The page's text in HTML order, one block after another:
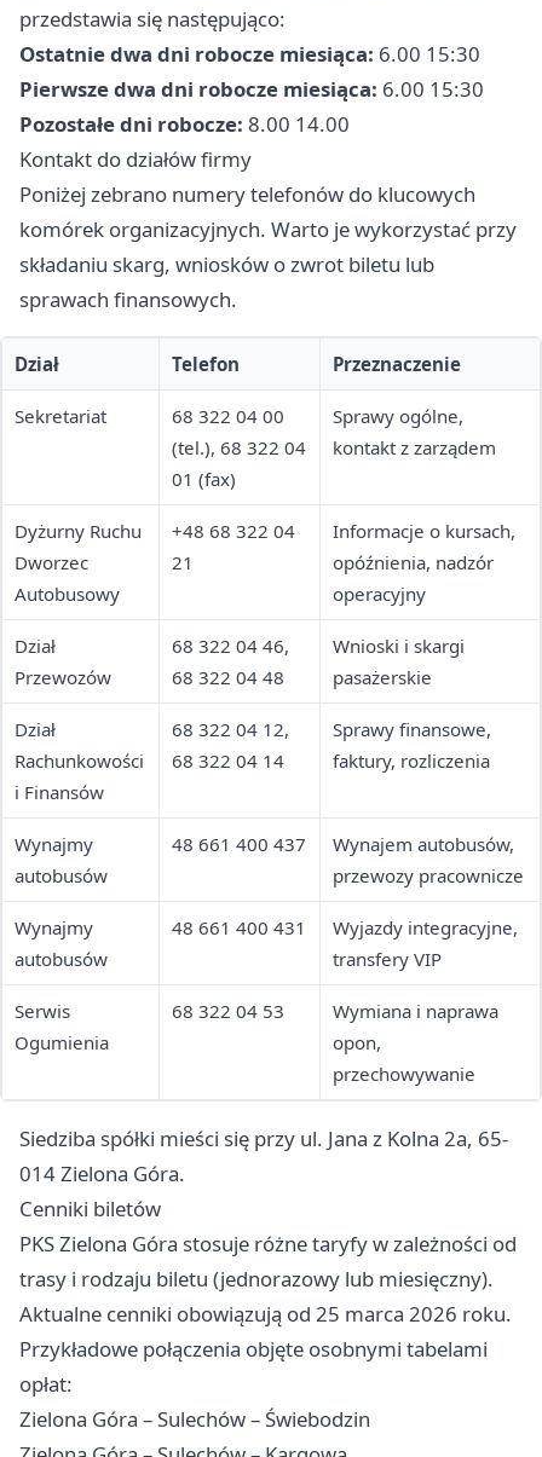
przedstawia się następująco:
Ostatnie dwa dni robocze miesiąca: 6.00 15:30
Pierwsze dwa dni robocze miesiąca: 6.00 15:30
Pozostałe dni robocze: 8.00 14.00
Kontakt do działów firmy
Poniżej zebrano numery telefonów do klucowych
komórek organizacyjnych. Warto je wykorzystać przy
składaniu skarg, wniosków o zwrot biletu lub
sprawach finansowych.
Dział Telefon Przeznaczenie
Sekretariat
68 322 04 00
(tel.), 68 322 04
01 (fax)
Sprawy ogólne,
kontakt z zarządem
Dyżurny Ruchu
Dworzec
Autobusowy
+48 68 322 04
21
Informacje o kursach,
opóźnienia, nadzór
operacyjny
Dział
Przewozów
68 322 04 46,
68 322 04 48
Wnioski i skargi
pasażerskie
Dział
Rachunkowości
i Finansów
68 322 04 12,
68 322 04 14
Sprawy finansowe,
faktury, rozliczenia
Wynajmy
autobusów
48 661 400 437
Wynajem autobusów,
przewozy pracownicze
Wynajmy
autobusów
48 661 400 431
Wyjazdy integracyjne,
transfery VIP
Serwis
Ogumienia
68 322 04 53
Wymiana i naprawa
opon,
przechowywanie
Siedziba spółki mieści się przy ul. Jana z Kolna 2a, 65-
014 Zielona Góra.
Cenniki biletów
PKS Zielona Góra stosuje różne taryfy w zależności od
trasy i rodzaju biletu (jednorazowy lub miesięczny).
Aktualne cenniki obowiązują od 25 marca 2026 roku.
Przykładowe połączenia objęte osobnymi tabelami
opłat:
Zielona Góra – Sulechów – Świebodzin